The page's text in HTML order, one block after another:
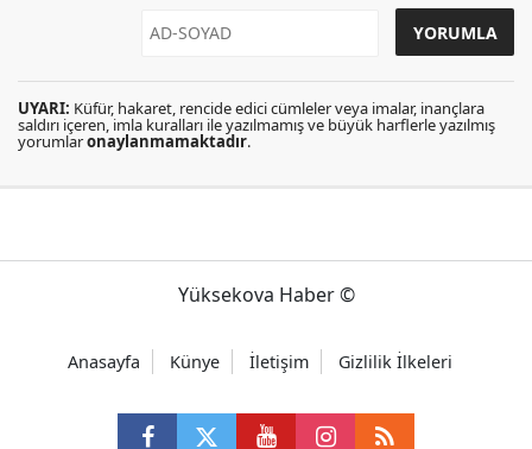
UYARI: Küfür, hakaret, rencide edici cümleler veya imalar, inançlara
saldırı içeren, imla kuralları ile yazılmamış ve büyük harflerle yazılmış
yorumlaronaylanmamaktadır.
Yüksekova Haber ©
Anasayfa Künye İletişim Gizlilik İlkeleri